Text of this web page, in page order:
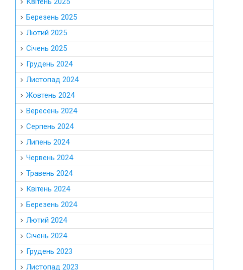
Березень 2025
Лютий 2025
Січень 2025
Грудень 2024
Листопад 2024
Жовтень 2024
Вересень 2024
Серпень 2024
Липень 2024
Червень 2024
Травень 2024
Квітень 2024
Березень 2024
Лютий 2024
Січень 2024
Грудень 2023
Листопад 2023